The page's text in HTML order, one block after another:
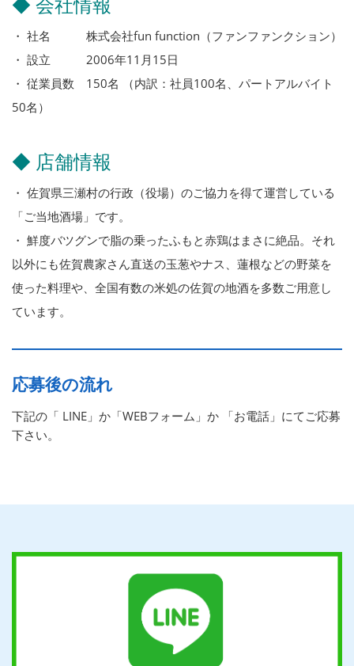
・ 社名 株式会社fun function（ファンファンクション）
・ 設立 2006年11月15日
・ 従業員数 150名 （内訳：社員100名、パートアルバイト
50名）
◆ 店舗情報
・ 佐賀県三瀬村の行政（役場）のご協力を得て運営している
「ご当地酒場」です。
・ 鮮度バツグンで脂の乗ったふもと赤鶏はまさに絶品。それ
以外にも佐賀農家さん直送の玉葱やナス、蓮根などの野菜を
使った料理や、全国有数の米処の佐賀の地酒を多数ご用意し
ています。
応募後の流れ
下記の「 LINE」か「WEBフォーム」か 「お電話」にてご応募
下さい。